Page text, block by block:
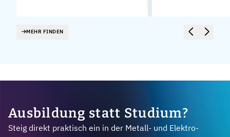
MEHR FINDEN
Ausbildung statt Studium?
Steig direkt praktisch ein in der Metall- und Elektro-